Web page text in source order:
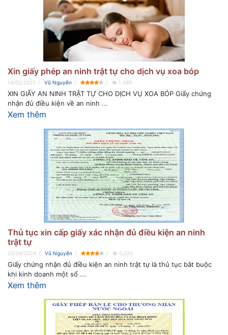
Xin giấy phép an ninh trật tự cho dịch vụ xoa bóp
14/02/2022 Vũ Nguyễn 1,586
XIN GIẤY AN NINH TRẬT TỰ CHO DỊCH VỤ XOA BÓP Giấy chứng
nhận đủ điều kiện về an ninh ...
Xem thêm
Thủ tục xin cấp giấy xác nhận đủ điều kiện an ninh
trật tự
02/06/2024 Vũ Nguyễn 5,020
Giấy chứng nhận đủ điều kiện an ninh trật tự là thủ tục bắt buộc
khi kinh doanh một số ...
Xem thêm